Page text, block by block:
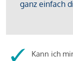
Kann ich